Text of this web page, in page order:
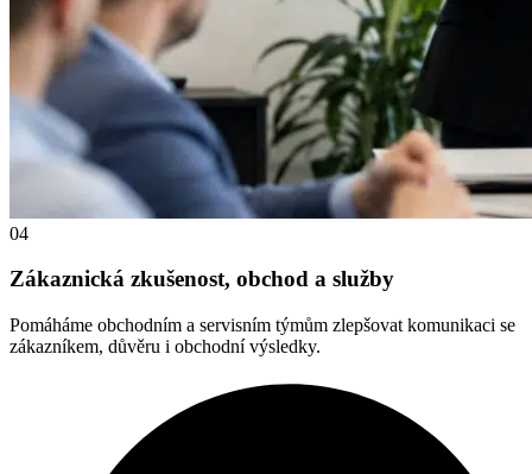
04
Zákaznická zkušenost, obchod a služby
Pomáháme obchodním a servisním týmům zlepšovat komunikaci se
zákazníkem, důvěru i obchodní výsledky.